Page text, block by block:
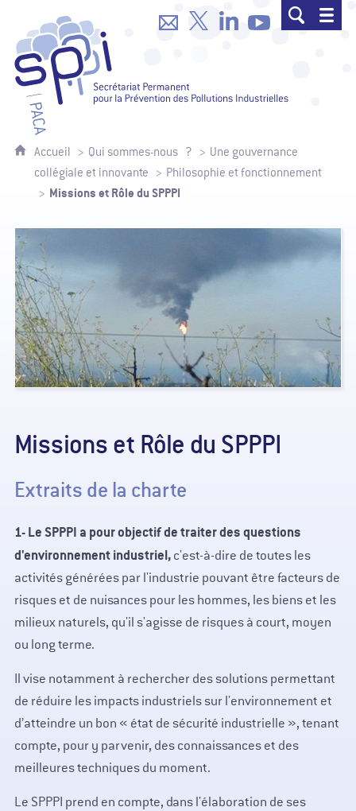
SPPPI Paca - Secrétariat
Accueil Qui sommes-nous ?
Une gouvernance
collégiale et innovante
Philosophie et fonctionnement
Missions et Rôle du SPPPI
Missions et Rôle du SPPPI
Extraits de la charte
1-Le SPPPI a pour objectif de traiter des questions
d'environnement industriel,c'est-à-dire de toutes les
activités générées par l'industrie pouvant être facteurs de
risques et de nuisances pour les hommes, les biens et les
milieux naturels, qu'il s'agisse de risques à court, moyen
ou long terme.
Il vise notamment à rechercher des solutions permettant
de réduire les impacts industriels sur l'environnement et
d’atteindre un bon « état de sécurité industrielle », tenant
compte, pour y parvenir, des connaissances et des
meilleures techniques du moment.
Le SPPPI prend en compte, dans l'élaboration de ses